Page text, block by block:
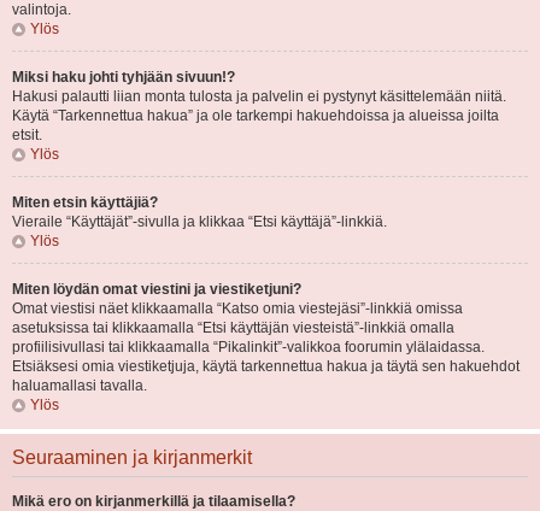
valintoja.
Ylös
Miksi haku johti tyhjään sivuun!?
Hakusi palautti liian monta tulosta ja palvelin ei pystynyt käsittelemään niitä.
Käytä “Tarkennettua hakua” ja ole tarkempi hakuehdoissa ja alueissa joilta
etsit.
Ylös
Miten etsin käyttäjiä?
Vieraile “Käyttäjät”-sivulla ja klikkaa “Etsi käyttäjä”-linkkiä.
Ylös
Miten löydän omat viestini ja viestiketjuni?
Omat viestisi näet klikkaamalla “Katso omia viestejäsi”-linkkiä omissa
asetuksissa tai klikkaamalla “Etsi käyttäjän viesteistä”-linkkiä omalla
profiilisivullasi tai klikkaamalla “Pikalinkit”-valikkoa foorumin ylälaidassa.
Etsiäksesi omia viestiketjuja, käytä tarkennettua hakua ja täytä sen hakuehdot
haluamallasi tavalla.
Ylös
Seuraaminen ja kirjanmerkit
Mikä ero on kirjanmerkillä ja tilaamisella?